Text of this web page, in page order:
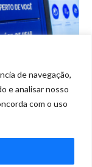
de navegação,
e analisar nosso
com o uso
para
2020
o uso de